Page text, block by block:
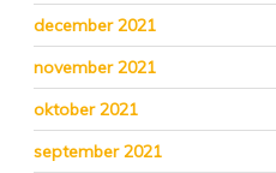
december 2021
november 2021
oktober 2021
september 2021